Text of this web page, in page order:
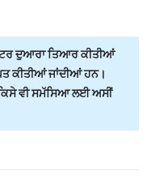
ਦੁਆਰਾ ਤਿਆਰ ਕੀਤੀਆਂ
ਕੀਤੀਆਂ ਜਾਂਦੀਆਂ ਹਨ।
ਵੀ ਸਮੱਸਿਆ ਲਈ ਅਸੀਂ